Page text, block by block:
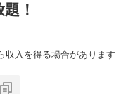
！
収入を得る場合があります